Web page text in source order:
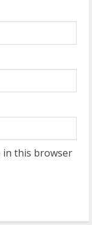
in this browser